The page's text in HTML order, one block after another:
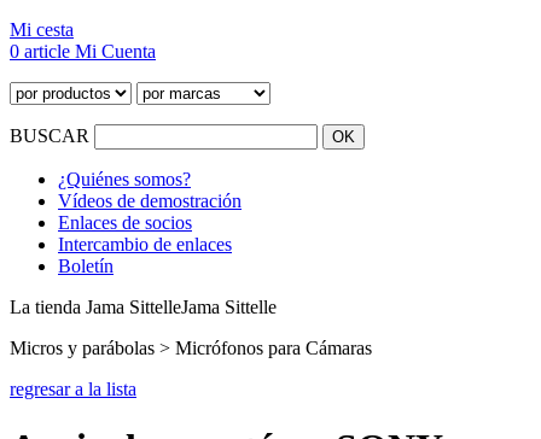
Mi cesta
0 article Mi Cuenta
BUSCAR
¿Quiénes somos?
Vídeos de demostración
Enlaces de socios
Intercambio de enlaces
Boletín
La tienda Jama SittelleJama Sittelle
Micros y parábolas > Micrófonos para Cámaras
regresar a la lista